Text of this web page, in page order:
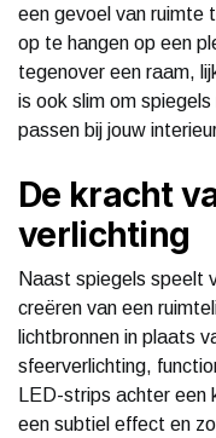
een gevoel van ruimte
op te hangen op een
tegenover een raam,
is ook slim om
passen bij jouw
De kracht
verlichting
Naast spiegels speelt
creëren van een
lichtbronnen in plaats
sfeerverlichting,
LED-strips achter
een subtiel effect en